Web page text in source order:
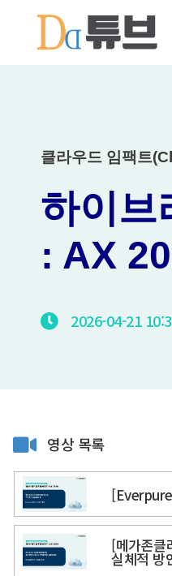
클라우드 임팩트
하이브
: AX
2026-04-21
영상 목록
[메가존클
실체적 방